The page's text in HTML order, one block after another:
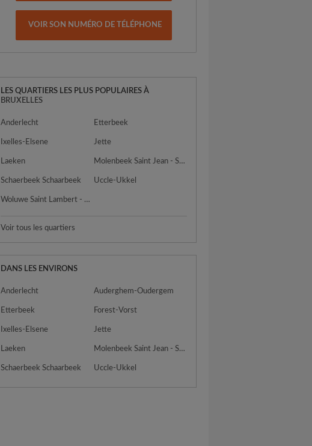
VOIR SON NUMÉRO DE TÉLÉPHONE
LES QUARTIERS LES PLUS POPULAIRES À
BRUXELLES
Anderlecht Etterbeek
Ixelles-Elsene Jette
Laeken Molenbeek Saint Jean - Sint Jans Molenbeek
Schaerbeek Schaarbeek Uccle-Ukkel
Woluwe Saint Lambert - Sint Lambrechts Woluwe
Voir tous les quartiers
DANS LES ENVIRONS
Anderlecht Auderghem-Oudergem
Etterbeek Forest-Vorst
Ixelles-Elsene Jette
Laeken Molenbeek Saint Jean - Sint Jans Molenbeek
Schaerbeek Schaarbeek Uccle-Ukkel